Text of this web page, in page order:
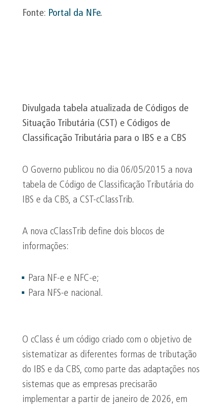
Fonte: Portal da NFe.
Divulgada tabela atualizada de Códigos de
Situação Tributária (CST) e Códigos de
Classificação Tributária para o IBS e a CBS
O Governo publicou no dia 06/05/2015 a nova
tabela de Código de Classificação Tributária do
IBS e da CBS, a CST-cClassTrib.
A nova cClassTrib define dois blocos de
informações:
Para NF-e e NFC-e;
Para NFS-e nacional.
O cClass é um código criado com o objetivo de
sistematizar as diferentes formas de tributação
do IBS e da CBS, como parte das adaptações nos
sistemas que as empresas precisarão
implementar a partir de janeiro de 2026, em